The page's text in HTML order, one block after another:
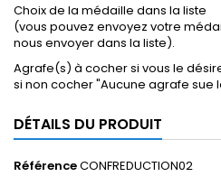
Choix de la médaille dans la liste
(vous pouvez envoyez votre
nous envoyer dans la liste).
Agrafe(s) à cocher si vous le
si non cocher "Aucune agrafe sue
DÉTAILS DU PRODUIT
RéférenceCONFREDUCTION02